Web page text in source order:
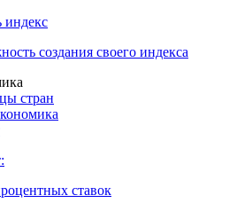
индекс
создания своего индекса
стран
ставок